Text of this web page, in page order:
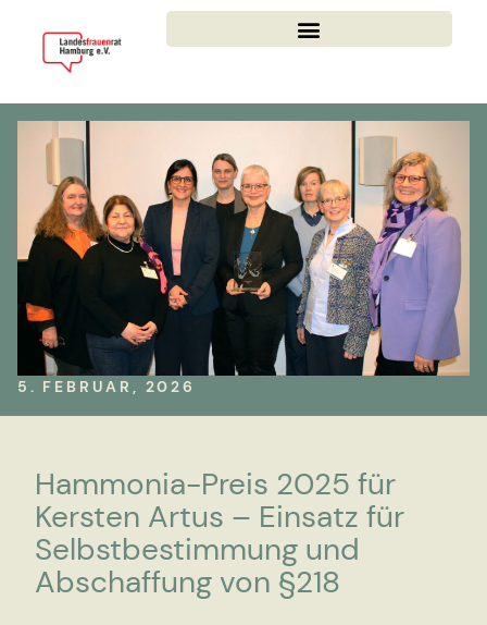
5. FEBRUAR, 2026
Hammonia-Preis 2025 für
Kersten Artus – Einsatz für
Selbstbestimmung und
Abschaffung von §218